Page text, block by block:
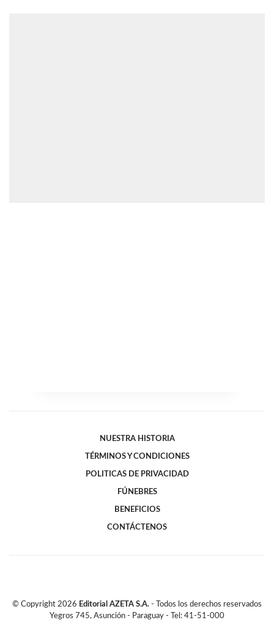
NUESTRA HISTORIA
TÉRMINOS Y CONDICIONES
POLITICAS DE PRIVACIDAD
FÚNEBRES
BENEFICIOS
CONTÁCTENOS
© Copyright 2026 Editorial AZETA S.A. - Todos los derechos reservados
Yegros 745, Asunción - Paraguay - Tel: 41-51-000